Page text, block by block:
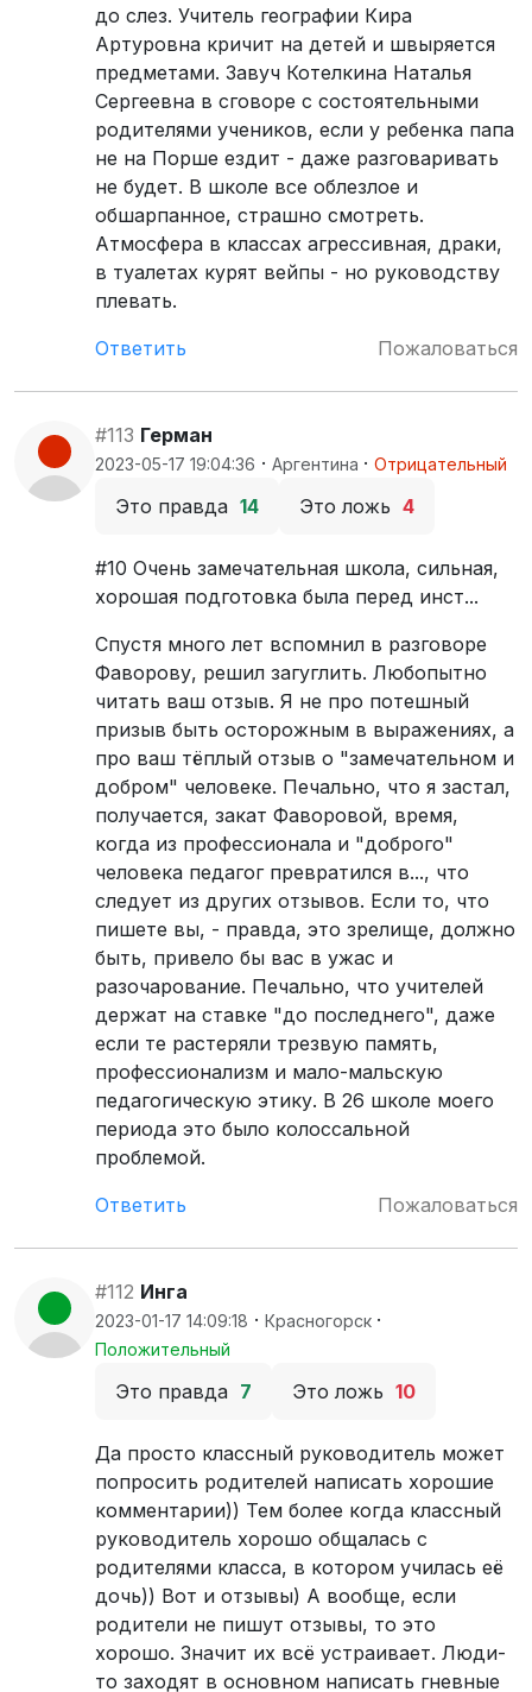
до слез. Учитель географии Кира
Артуровна кричит на детей и швыряется
предметами. Завуч Котелкина Наталья
Сергеевна в сговоре с состоятельными
родителями учеников, если у ребенка папа
не на Порше ездит - даже разговаривать
не будет. В школе все облезлое и
обшарпанное, страшно смотреть.
Атмосфера в классах агрессивная, драки,
в туалетах курят вейпы - но руководству
плевать.
Ответить
Пожаловаться
#113 Герман
2023-05-17 19:04:36 · Аргентина · Отрицательный
Это правда 14 Это ложь 4
#10 Очень замечательная школа, сильная,
хорошая подготовка была перед инст...
Спустя много лет вспомнил в разговоре
Фаворову, решил загуглить. Любопытно
читать ваш отзыв. Я не про потешный
призыв быть осторожным в выражениях, а
про ваш тёплый отзыв о "замечательном и
добром" человеке. Печально, что я застал,
получается, закат Фаворовой, время,
когда из профессионала и "доброго"
человека педагог превратился в..., что
следует из других отзывов. Если то, что
пишете вы, - правда, это зрелище, должно
быть, привело бы вас в ужас и
разочарование. Печально, что учителей
держат на ставке "до последнего", даже
если те растеряли трезвую память,
профессионализм и мало-мальскую
педагогическую этику. В 26 школе моего
периода это было колоссальной
проблемой.
Ответить
Пожаловаться
#112 Инга
2023-01-17 14:09:18 · Красногорск ·
Положительный
Это правда 7 Это ложь 10
Да просто классный руководитель может
попросить родителей написать хорошие
комментарии)) Тем более когда классный
руководитель хорошо общалась с
родителями класса, в котором училась её
дочь)) Вот и отзывы) А вообще, если
родители не пишут отзывы, то это
хорошо. Значит их всё устраивает. Люди-
то заходят в основном написать гневные